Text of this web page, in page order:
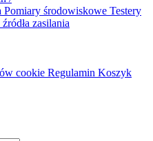
Pomiary środowiskowe Testery
zasilania
cookie Regulamin Koszyk